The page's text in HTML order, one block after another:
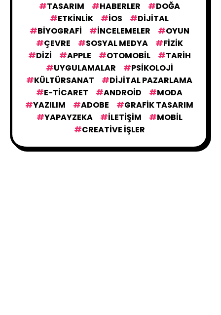
TASARIM
HABERLER
DOĞA
ETKINLIK
IOS
DIJITAL
BIYOGRAFI
İNCELEMELER
OYUN
ÇEVRE
SOSYAL MEDYA
FIZIK
DIZI
APPLE OTOMOBIL
TARIH
UYGULAMALAR
PSIKOLOJI
KÜLTÜRSANAT
DIJITAL PAZARLAMA
E-TICARET
ANDROID
MODA
YAZILIM
ADOBE
GRAFIK TASARIM
YAPAYZEKA
İLETIŞIM
MOBIL
CREATIVE İŞLER